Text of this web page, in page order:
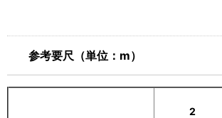
参考要尺（単位：m）
2